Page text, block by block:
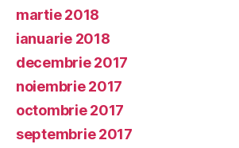
martie 2018
ianuarie 2018
decembrie 2017
noiembrie 2017
octombrie 2017
septembrie 2017